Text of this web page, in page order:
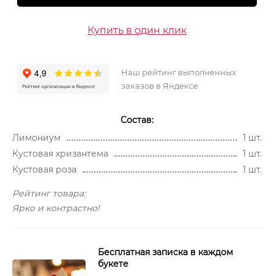
Купить в один клик
Наш рейтинг выполненных
заказов в Яндексе
Состав:
Лимониум
1 шт.
Кустовая хризантема
1 шт.
Кустовая роза
1 шт.
Рейтинг товара:
Ярко и контрастно!
Бесплатная записка в каждом
букете